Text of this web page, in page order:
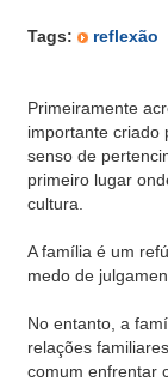
Tags: reflexão
Primeiramente
importante criado
senso de
primeiro lugar
cultura.
A família é um
medo de
No entanto, a
relações
comum enfrentar